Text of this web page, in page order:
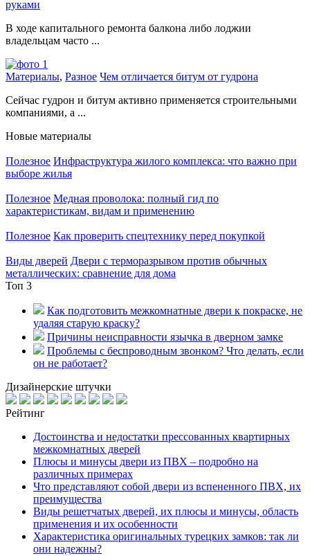
руками
В ходе капитального ремонта балкона либо лоджии
владельцам часто ...
Материалы, Разное Чем отличается битум от гудрона
Сейчас гудрон и битум активно применяется строительными
компаниями, а ...
Новые материалы
Полезное Инфраструктура жилого комплекса: что важно при
выборе жилья
Полезное Медная проволока: полный гид по
характеристикам, видам и применению
Полезное Как проверить спецтехнику перед покупкой
Виды дверей Двери с терморазрывом против обычных
металлических: сравнение для дома
Топ 3
Как подготовить межкомнатные двери к покраске, не
удаляя старую краску?
Причины неисправности язычка в дверном замке
Проблемы с беспроводным звонком? Что делать, если
он не работает?
Дизайнерские штучки
Рейтинг
Достоинства и недостатки прессованных квартирных
межкомнатных дверей
Плюсы и минусы двери из ПВХ – подробно на
различных примерах
Что представляют собой двери из вспененного ПВХ, их
преимущества
Виды решетчатых дверей, их плюсы и минусы, область
применения и их особенности
Характеристика оригинальных турецких замков: так ли
они надежны?